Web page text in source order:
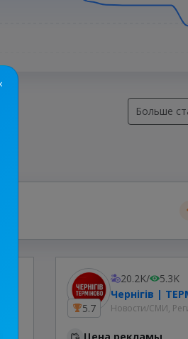
Больше
5.7
20.2K/
5.3K
Чернігів |